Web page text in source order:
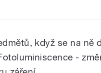
která baví.
když se na ně
-